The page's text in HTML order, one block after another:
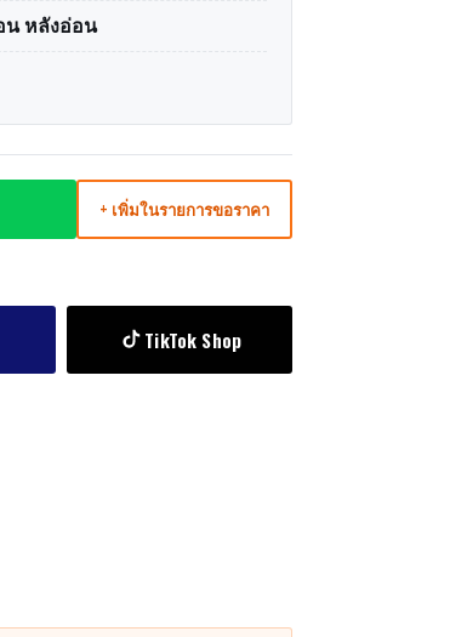
น หลังอ่อน
+ เพิ่มในรายการขอราคา
TikTok Shop